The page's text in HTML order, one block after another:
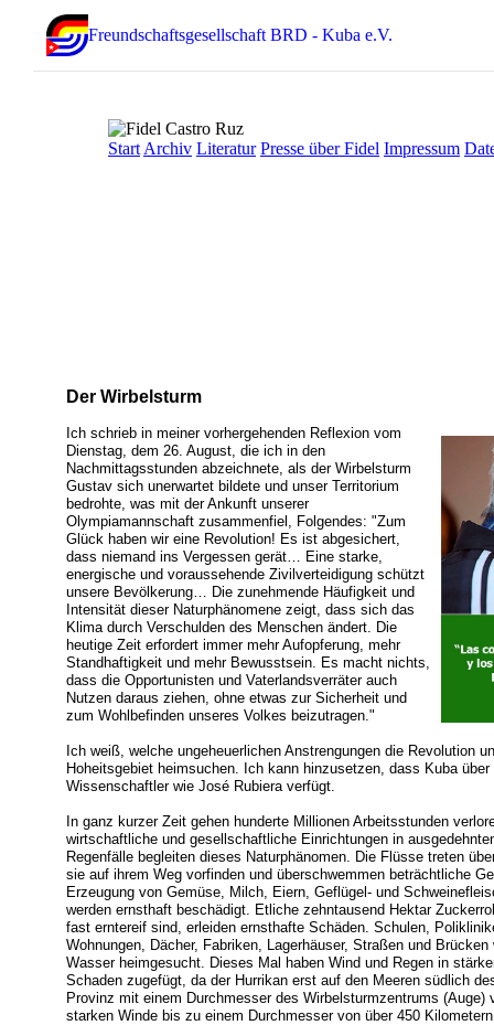
Freundschaftsgesellschaft BRD - Kuba e.V.
Start Archiv Literatur Presse über Fidel Impressum
Der Wirbelsturm
Ich schrieb in meiner vorhergehenden Reflexion vom
Dienstag, dem 26. August, die ich in den
Nachmittagsstunden abzeichnete, als der Wirbelsturm
Gustav sich unerwartet bildete und unser Territorium
bedrohte, was mit der Ankunft unserer
Olympiamannschaft zusammenfiel, Folgendes: "Zum
Glück haben wir eine Revolution! Es ist abgesichert,
dass niemand ins Vergessen gerät… Eine starke,
energische und voraussehende Zivilverteidigung schützt
unsere Bevölkerung… Die zunehmende Häufigkeit und
Intensität dieser Naturphänomene zeigt, dass sich das
Klima durch Verschulden des Menschen ändert. Die
heutige Zeit erfordert immer mehr Aufopferung, mehr
Standhaftigkeit und mehr Bewusstsein. Es macht nichts,
dass die Opportunisten und Vaterlandsverräter auch
Nutzen daraus ziehen, ohne etwas zur Sicherheit und
zum Wohlbefinden unseres Volkes beizutragen."
Ich weiß, welche ungeheuerlichen Anstrengungen die Revolution
Hoheitsgebiet heimsuchen. Ich kann hinzusetzen, dass Kuba
Wissenschaftler wie José Rubiera verfügt.
In ganz kurzer Zeit gehen hunderte Millionen Arbeitsstunden
wirtschaftliche und gesellschaftliche Einrichtungen in
Regenfälle begleiten dieses Naturphänomen. Die Flüsse treten
sie auf ihrem Weg vorfinden und überschwemmen beträchtliche
Erzeugung von Gemüse, Milch, Eiern, Geflügel- und
werden ernsthaft beschädigt. Etliche zehntausend Hektar
fast erntereif sind, erleiden ernsthafte Schäden. Schulen,
Wohnungen, Dächer, Fabriken, Lagerhäuser, Straßen und
Wasser heimgesucht. Dieses Mal haben Wind und Regen in
Schaden zugefügt, da der Hurrikan erst auf den Meeren südlich
Provinz mit einem Durchmesser des Wirbelsturmzentrums (Auge)
starken Winde bis zu einem Durchmesser von über 450